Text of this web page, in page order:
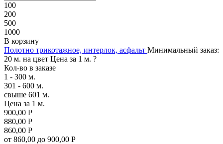
100
200
500
1000
В корзину
Полотно трикотажное, интерлок, асфальт Минимальный заказ:
20 м. на цвет Цена за 1 м. ?
Кол-во в заказе
1 - 300 м.
301 - 600 м.
свыше 601 м.
Цена за 1 м.
900,00 Р
880,00 Р
860,00 Р
от 860,00 до 900,00 Р